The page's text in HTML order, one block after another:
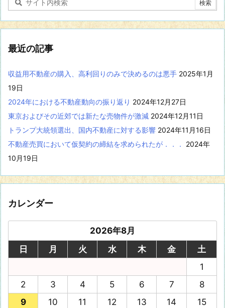
記
事
を
示
最近の記事
収益用不動産の購入、高利回りのみで決めるのは悪手 2025年1月
19日
2024年における不動産動向の振り返り 2024年12月27日
東京およびその近郊では新たな売物件が激減 2024年12月11日
トランプ大統領選出、国内不動産に対する影響 2024年11月16日
不動産売買において仮契約の締結を求められたが．．．
2024年
10月19日
カレンダー
2026年8月
日
月 火 水 木 金
土
1
2
3 4 5 6 7
8
9
10 11 12 13 14
15